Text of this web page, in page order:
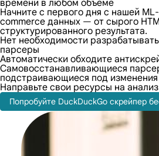
времени в любом объеме
Начните с первого дня с нашей
commerce данных — от сырого
структурированного результата.
Нет необходимости
парсеры
Автоматически обходите
Самовосстанавливающиеся
подстраивающиеся под изменения
Направьте свои ресурсы на
Попробуйте DuckDuckGo скрейпер